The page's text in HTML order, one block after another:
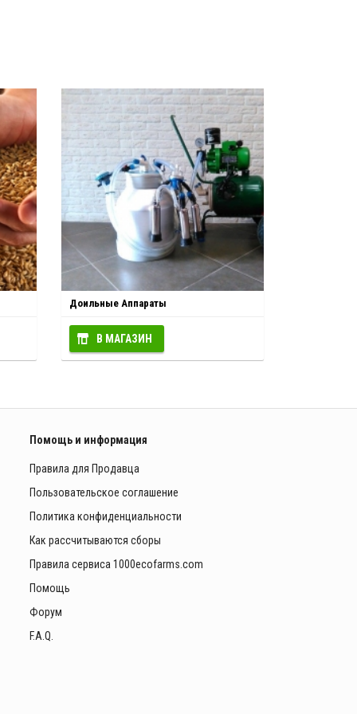
Доильные Аппараты
В МАГАЗИН
Помощь и информация
Правила для Продавца
Пользовательское соглашение
Политика конфиденциальности
Как рассчитываются сборы
Правила сервиса 1000ecofarms.com
Помощь
Форум
F.A.Q.